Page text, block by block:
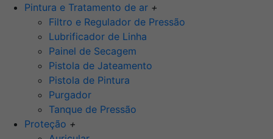
Pintura e Tratamento de ar +
Filtro e Regulador de Pressão
Lubrificador de Linha
Painel de Secagem
Pistola de Jateamento
Pistola de Pintura
Purgador
Tanque de Pressão
Proteção +